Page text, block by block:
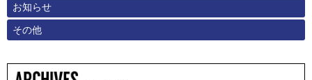
お知らせ
その他